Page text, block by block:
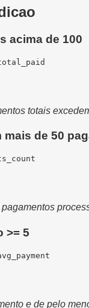
acima de 100
total_paid
totais
de 50
>= 5
e de pelo